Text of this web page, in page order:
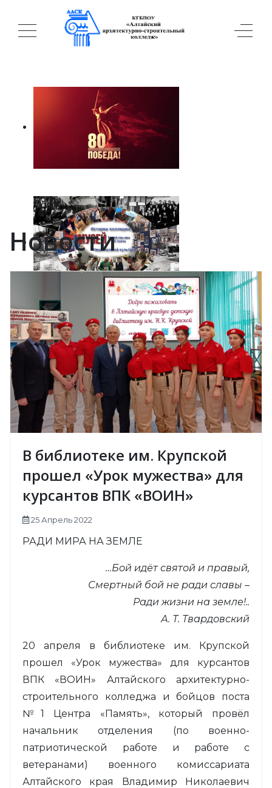
Новости
В библиотеке им. Крупской
прошел «Урок мужества» для
курсантов ВПК «ВОИН»
25 Апрель 2022
РАДИ МИРА НА ЗЕМЛЕ
…Бой идёт святой и правый,
Смертный бой не ради славы –
Ради жизни на земле!..
А. Т. Твардовский
20 апреля в библиотеке им. Крупской
прошел «Урок мужества» для курсантов
ВПК «ВОИН» Алтайского архитектурно-
строительного колледжа и бойцов поста
№1 Центра «Память», который провёл
начальник отделения (по военно-
патриотической работе и работе с
ветеранами) военного комиссариата
Алтайского края Владимир Николаевич